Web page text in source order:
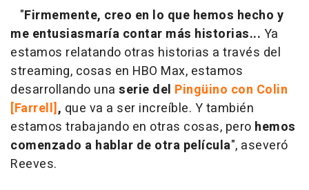
"Firmemente, creo en lo que hemos hecho y
me entusiasmaría contar más historias... Ya
estamos relatando otras historias a través del
streaming, cosas en HBO Max, estamos
desarrollando una serie del Pingüino con Colin
[Farrell], que va a ser increíble. Y también
estamos trabajando en otras cosas, pero hemos
comenzado a hablar de otra película", aseveró
Reeves.